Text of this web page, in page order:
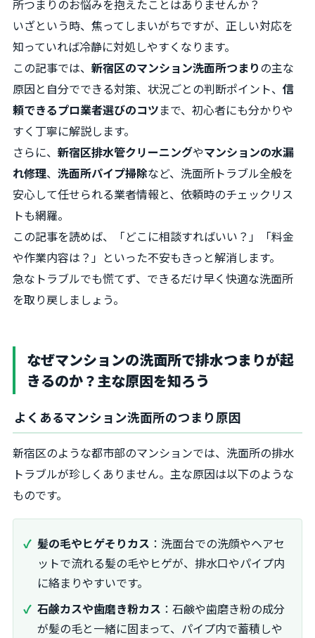
所つまりのお悩みを抱えたことはありませんか？
いざという時、焦ってしまいがちですが、正しい対応を
知っていれば冷静に対処しやすくなります。
この記事では、 新宿区のマンション洗面所つまりの主な
原因と自分でできる対策、状況ごとの判断ポイント、 信
頼できるプロ業者選びのコツまで、初心者にも分かりや
すく丁寧に解説します。
さらに、 新宿区排水管クリーニングやマンションの水漏
れ修理、 洗面所パイプ掃除など、洗面所トラブル全般を
安心して任せられる業者情報と、依頼時のチェックリス
トも網羅。
この記事を読めば、「どこに相談すればいい？」「料金
や作業内容は？」といった不安もきっと解消します。
急なトラブルでも慌てず、できるだけ早く快適な洗面所
を取り戻しましょう。
なぜマンションの洗面所で排水つまりが起
きるのか？主な原因を知ろう
よくあるマンション洗面所のつまり原因
新宿区のような都市部のマンションでは、洗面所の排水
トラブルが珍しくありません。主な原因は以下のような
ものです。
髪の毛やヒゲそりカス ：洗面台での洗顔やヘアセ
ットで流れる髪の毛やヒゲが、排水口やパイプ内
に絡まりやすいです。
石鹸カスや歯磨き粉カス ：石鹸や歯磨き粉の成分
が髪の毛と一緒に固まって、パイプ内で蓄積しや